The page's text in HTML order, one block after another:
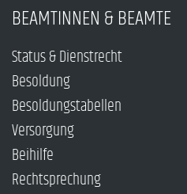
BEAMTINNEN & BEAMTE
Status & Dienstrecht
Besoldung
Besoldungstabellen
Versorgung
Beihilfe
Rechtsprechung